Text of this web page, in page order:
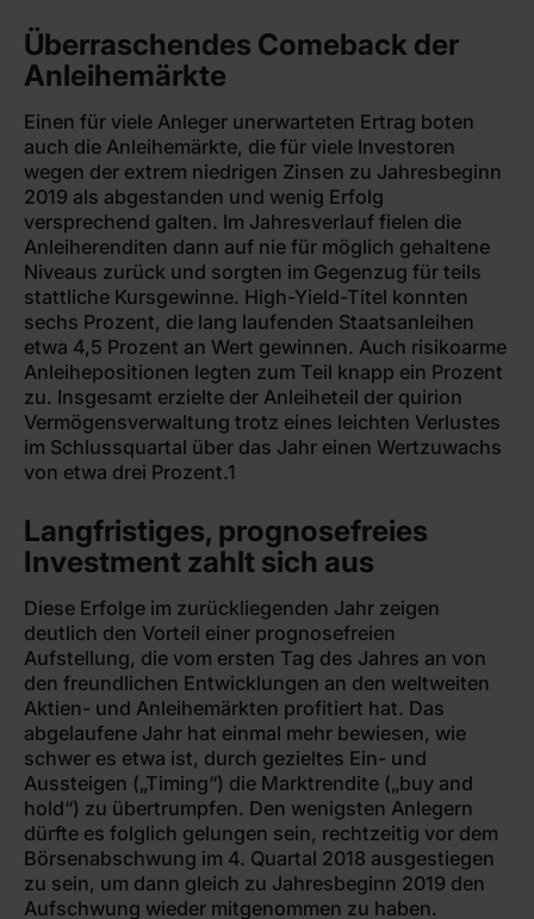
Überraschendes Comeback der
Anleihemärkte
Einen für viele Anleger unerwarteten Ertrag boten
auch die Anleihemärkte, die für viele Investoren
wegen der extrem niedrigen Zinsen zu Jahresbeginn
2019 als abgestanden und wenig Erfolg
versprechend galten. Im Jahresverlauf fielen die
Anleiherenditen dann auf nie für möglich gehaltene
Niveaus zurück und sorgten im Gegenzug für teils
stattliche Kursgewinne. High-Yield-Titel konnten
sechs Prozent, die lang laufenden Staatsanleihen
etwa 4,5 Prozent an Wert gewinnen. Auch risikoarme
Anleihepositionen legten zum Teil knapp ein Prozent
zu. Insgesamt erzielte der Anleiheteil der quirion
Vermögensverwaltung trotz eines leichten Verlustes
im Schlussquartal über das Jahr einen Wertzuwachs
von etwa drei Prozent.1
Langfristiges, prognosefreies
Investment zahlt sich aus
Diese Erfolge im zurückliegenden Jahr zeigen
deutlich den Vorteil einer prognosefreien
Aufstellung, die vom ersten Tag des Jahres an von
den freundlichen Entwicklungen an den weltweiten
Aktien- und Anleihemärkten profitiert hat. Das
abgelaufene Jahr hat einmal mehr bewiesen, wie
schwer es etwa ist, durch gezieltes Ein- und
Aussteigen („Timing“) die Marktrendite („buy and
hold“) zu übertrumpfen. Den wenigsten Anlegern
dürfte es folglich gelungen sein, rechtzeitig vor dem
Börsenabschwung im 4. Quartal 2018 ausgestiegen
zu sein, um dann gleich zu Jahresbeginn 2019 den
Aufschwung wieder mitgenommen zu haben.